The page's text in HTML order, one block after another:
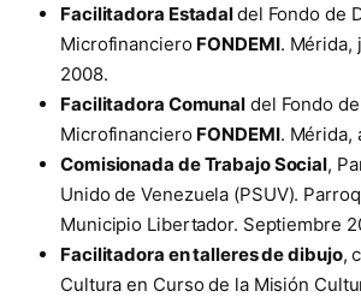
Facilitadora Estadaldel Fondo de
Microfinanciero FONDEMI. Mérida,
2008.
Facilitadora Comunal del Fondo
Microfinanciero FONDEMI. Mérida,
Comisionada de Trabajo Social,
Unido de Venezuela (PSUV).
Municipio Libertador. Septiembre
Facilitadora en talleres de dibujo,
Cultura en Curso de la Misión